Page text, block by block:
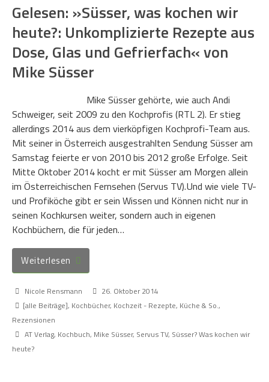
Gelesen: »Süsser, was kochen wir
heute?: Unkomplizierte Rezepte aus
Dose, Glas und Gefrierfach« von
Mike Süsser
Mike Süsser gehörte, wie auch Andi
Schweiger, seit 2009 zu den Kochprofis (RTL 2). Er stieg
allerdings 2014 aus dem vierköpfigen Kochprofi-Team aus.
Mit seiner in Österreich ausgestrahlten Sendung Süsser am
Samstag feierte er von 2010 bis 2012 große Erfolge. Seit
Mitte Oktober 2014 kocht er mit Süsser am Morgen allein
im Österreichischen Fernsehen (Servus TV).Und wie viele TV-
und Profiköche gibt er sein Wissen und Können nicht nur in
seinen Kochkursen weiter, sondern auch in eigenen
Kochbüchern, die für jeden…
Weiterlesen
Nicole Rensmann
26. Oktober 2014
[alle Beiträge], Kochbücher, Kochzeit - Rezepte, Küche & So.,
Rezensionen
AT Verlag, Kochbuch, Mike Süsser, Servus TV, Süsser? Was kochen wir
heute?